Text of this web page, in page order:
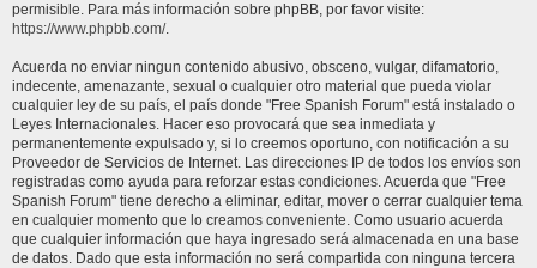
permisible. Para más información sobre phpBB, por favor visite:
https://www.phpbb.com/.
Acuerda no enviar ningun contenido abusivo, obsceno, vulgar, difamatorio,
indecente, amenazante, sexual o cualquier otro material que pueda violar
cualquier ley de su país, el país donde "Free Spanish Forum" está instalado o
Leyes Internacionales. Hacer eso provocará que sea inmediata y
permanentemente expulsado y, si lo creemos oportuno, con notificación a su
Proveedor de Servicios de Internet. Las direcciones IP de todos los envíos son
registradas como ayuda para reforzar estas condiciones. Acuerda que "Free
Spanish Forum" tiene derecho a eliminar, editar, mover o cerrar cualquier tema
en cualquier momento que lo creamos conveniente. Como usuario acuerda
que cualquier información que haya ingresado será almacenada en una base
de datos. Dado que esta información no será compartida con ninguna tercera